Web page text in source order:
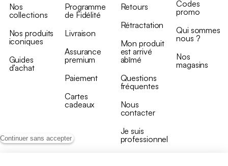
Continuer sans accepter
Nos
collections
Nos produits
iconiques
Guides
d’achat
Programme
de Fidélité
Livraison
Assurance
premium
Paiement
Cartes
cadeaux
Retours
Rétractation
Mon produit
est arrivé
abîmé
Questions
fréquentes
Nous
contacter
Je suis
professionnel
Codes
promo
Qui sommes
nous ?
Nos
magasins